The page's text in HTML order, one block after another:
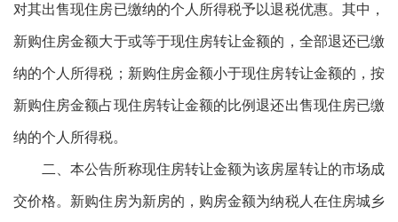
对其出售现住房已缴纳的个人所得税予以退税优惠。其中，
新购住房金额大于或等于现住房转让金额的，全部退还已缴
纳的个人所得税；新购住房金额小于现住房转让金额的，按
新购住房金额占现住房转让金额的比例退还出售现住房已缴
纳的个人所得税。
二、本公告所称现住房转让金额为该房屋转让的市场成
交价格。新购住房为新房的，购房金额为纳税人在住房城乡